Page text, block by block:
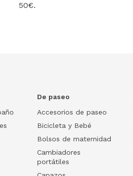
50€.
De paseo
Accesorios de paseo
Bicicleta y Bebé
Bolsos de maternidad
Cambiadores
portátiles